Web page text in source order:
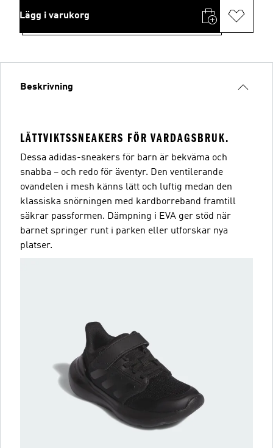
Lägg i varukorg
Beskrivning
LÄTTVIKTSSNEAKERS FÖR VARDAGSBRUK.
Dessa adidas-sneakers för barn är bekväma och
snabba – och redo för äventyr. Den ventilerande
ovandelen i mesh känns lätt och luftig medan den
klassiska snörningen med kardborreband framtill
säkrar passformen. Dämpning i EVA ger stöd när
barnet springer runt i parken eller utforskar nya
platser.